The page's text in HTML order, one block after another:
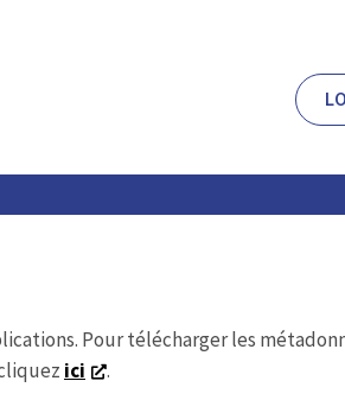
Pour télécharger les
ici .